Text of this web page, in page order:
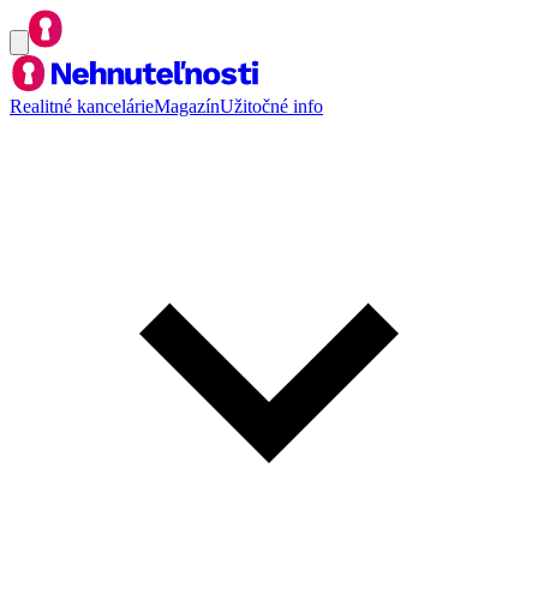
Realitné kancelárieMagazínUžitočné info